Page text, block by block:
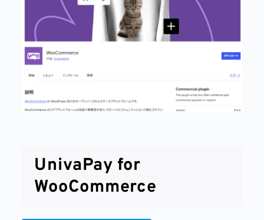
UnivaPay for
WooCommerce